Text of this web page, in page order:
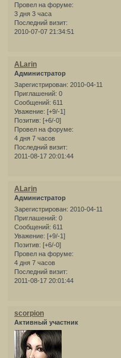
Провел на форуме:
3 дня 3 часа
Последний визит:
2010-07-07 21:34:51
ALarin
Администратор
Зарегистрирован: 2010-04-11
Приглашений: 0
Сообщений: 611
Уважение: [+9/-1]
Позитив: [+6/-0]
Провел на форуме:
4 дня 7 часов
Последний визит:
2011-08-17 20:01:44
ALarin
Администратор
Зарегистрирован: 2010-04-11
Приглашений: 0
Сообщений: 611
Уважение: [+9/-1]
Позитив: [+6/-0]
Провел на форуме:
4 дня 7 часов
Последний визит:
2011-08-17 20:01:44
scorpion
Активный участник